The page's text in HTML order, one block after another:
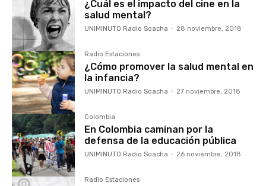
¿Cuál es el impacto del cine en la
salud mental?
UNIMINUTO Radio Soacha - 28 noviembre, 2018
Radio Estaciones
¿Cómo promover la salud mental en
la infancia?
UNIMINUTO Radio Soacha - 27 noviembre, 2018
Colombia
En Colombia caminan por la
defensa de la educación pública
UNIMINUTO Radio Soacha - 26 noviembre, 2018
Radio Estaciones